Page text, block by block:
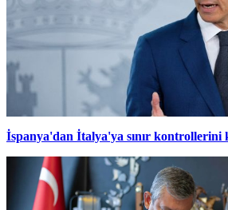
İspanya'dan İtalya'ya sınır kontrollerini